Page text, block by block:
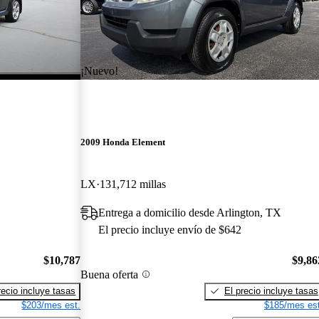
$10,787
incluye tasas
$203/mes est.
¡Nuevo!
2009 Honda Element
LX 131,712 millas
Entrega a domicilio desde Arlington, TX
El precio incluye envío de $642
Buena oferta
El precio incluye tasas
$185/mes